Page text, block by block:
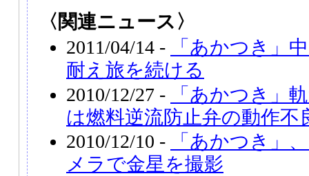
〈関連ニュース〉
2011/04/14 -
「あかつき」
耐え旅を続ける
2010/12/27 -
「あかつき」
は燃料逆流防止弁の動作不
2010/12/10 -
「あかつき」
メラで金星を撮影